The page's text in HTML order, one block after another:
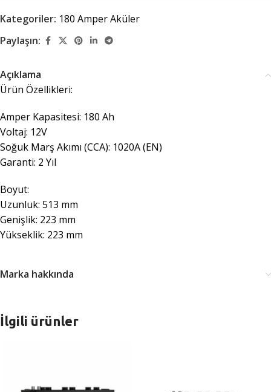
Kategoriler: 180 Amper Aküler
Paylaşın:
Açıklama
Ürün Özellikleri:
Amper Kapasitesi: 180 Ah
Voltaj: 12V
Soğuk Marş Akımı (CCA): 1020A (EN)
Garanti: 2 Yıl
Boyut:
Uzunluk: 513 mm
Genişlik: 223 mm
Yükseklik: 223 mm
Marka hakkında
İlgili ürünler